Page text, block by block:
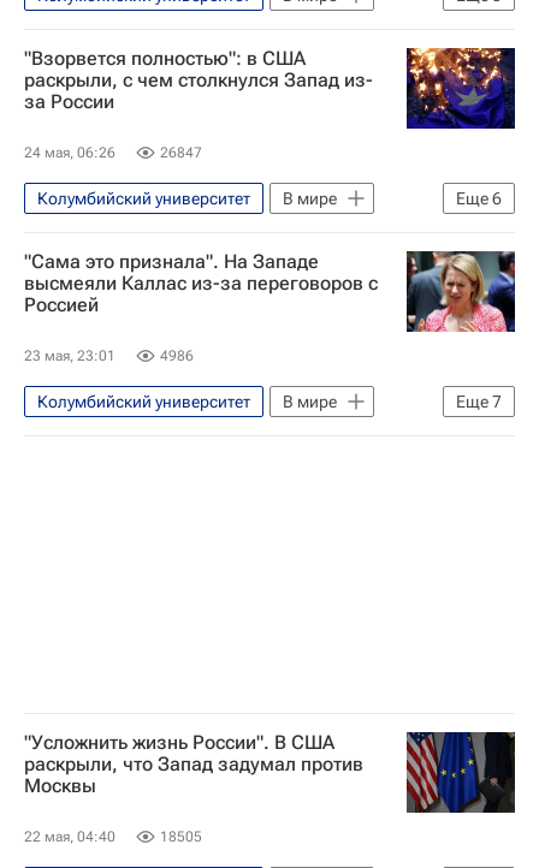
Россия
Европа
Украина
Дмитрий Песков
Вооруженные силы Украины
"Взорвется полностью": в США
раскрыли, с чем столкнулся Запад из-
за России
24 мая, 06:26 26847
Еще6
Колумбийский университет
В мире
Россия
Европа
Брюссель
Владимир Путин
Дмитрий Песков
Евросоюз
"Сама это признала". На Западе
высмеяли Каллас из-за переговоров с
Россией
23 мая, 23:01 4986
Еще7
Колумбийский университет
В мире
Европа
Кайя Каллас
Россия
"Усложнить жизнь России". В США
раскрыли, что Запад задумал против
Москвы
22 мая, 04:40 18505